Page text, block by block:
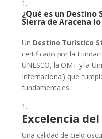
¿Qué es un
Sierra de Aracena lo
Un Destino Turístico
certificado por la
UNESCO, la OMT y la
Internacional) que
fundamentales:
Excelencia
Una calidad de cielo